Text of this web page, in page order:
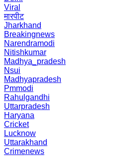
Viral
मारपीट
Jharkhand
Breakingnews
Narendramodi
Nitishkumar
Madhya_pradesh
Nsui
Madhyapradesh
Pmmodi
Rahulgandhi
Uttarpradesh
Haryana
Cricket
Lucknow
Uttarakhand
Crimenews